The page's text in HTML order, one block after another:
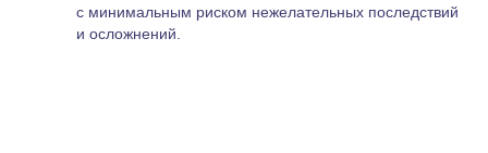
с минимальным риском нежелательных последствий
и осложнений.